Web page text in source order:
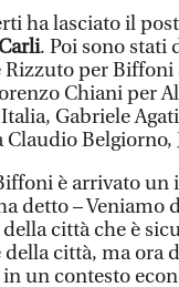
ha lasciato il
. Poi sono stati
per Biffoni
Chiani per
Gabriele
Claudio
è arrivato un
detto –
città che è
della città, ma ora
in un contesto